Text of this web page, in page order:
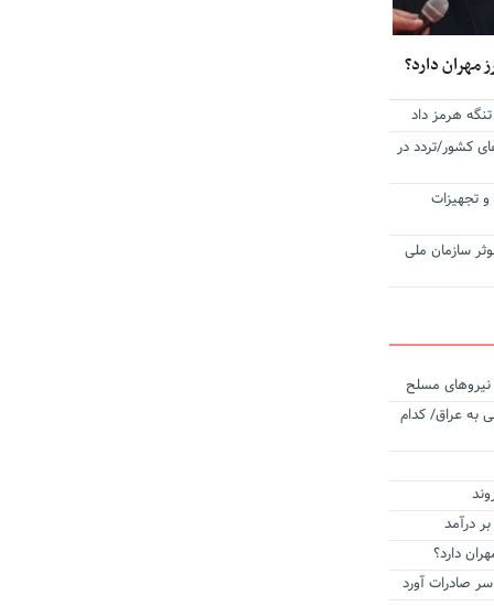
مهران دارد؟
هرمز داد
کشور/تردد در
و تجهیزات
سازمان ملی
نیروهای مسلح
به عراق/ کدام
درآمد
دارد؟
سر صادرات آورد